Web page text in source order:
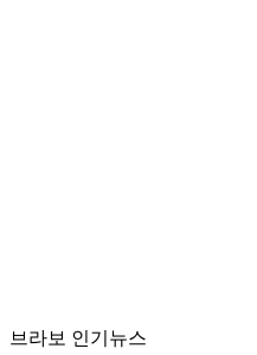
브라보 인기뉴스